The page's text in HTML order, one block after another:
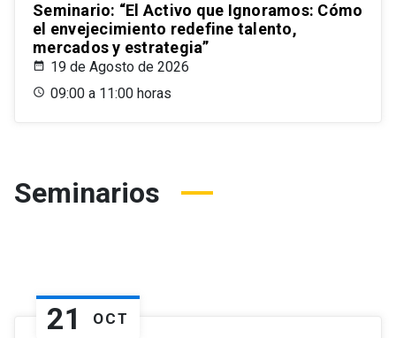
Seminario: “El Activo que Ignoramos: Cómo
el envejecimiento redefine talento,
mercados y estrategia”
19 de Agosto de 2026
09:00 a 11:00 horas
Seminarios
21 OCT